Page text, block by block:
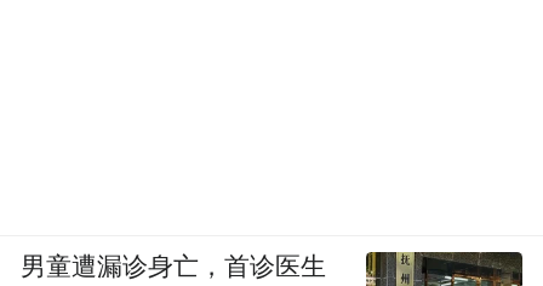
男童遭漏诊身亡，首诊医生